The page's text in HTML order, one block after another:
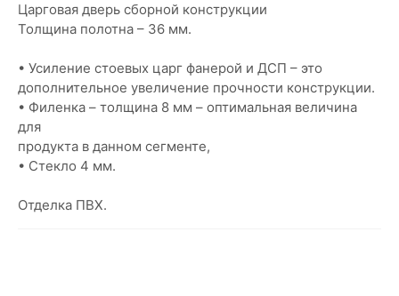
Царговая дверь сборной конструкции
Толщина полотна – 36 мм.
• Усиление стоевых царг фанерой и ДСП – это
дополнительное увеличение прочности конструкции.
• Филенка – толщина 8 мм – оптимальная величина
для
продукта в данном сегменте,
• Стекло 4 мм.
Отделка ПВХ.